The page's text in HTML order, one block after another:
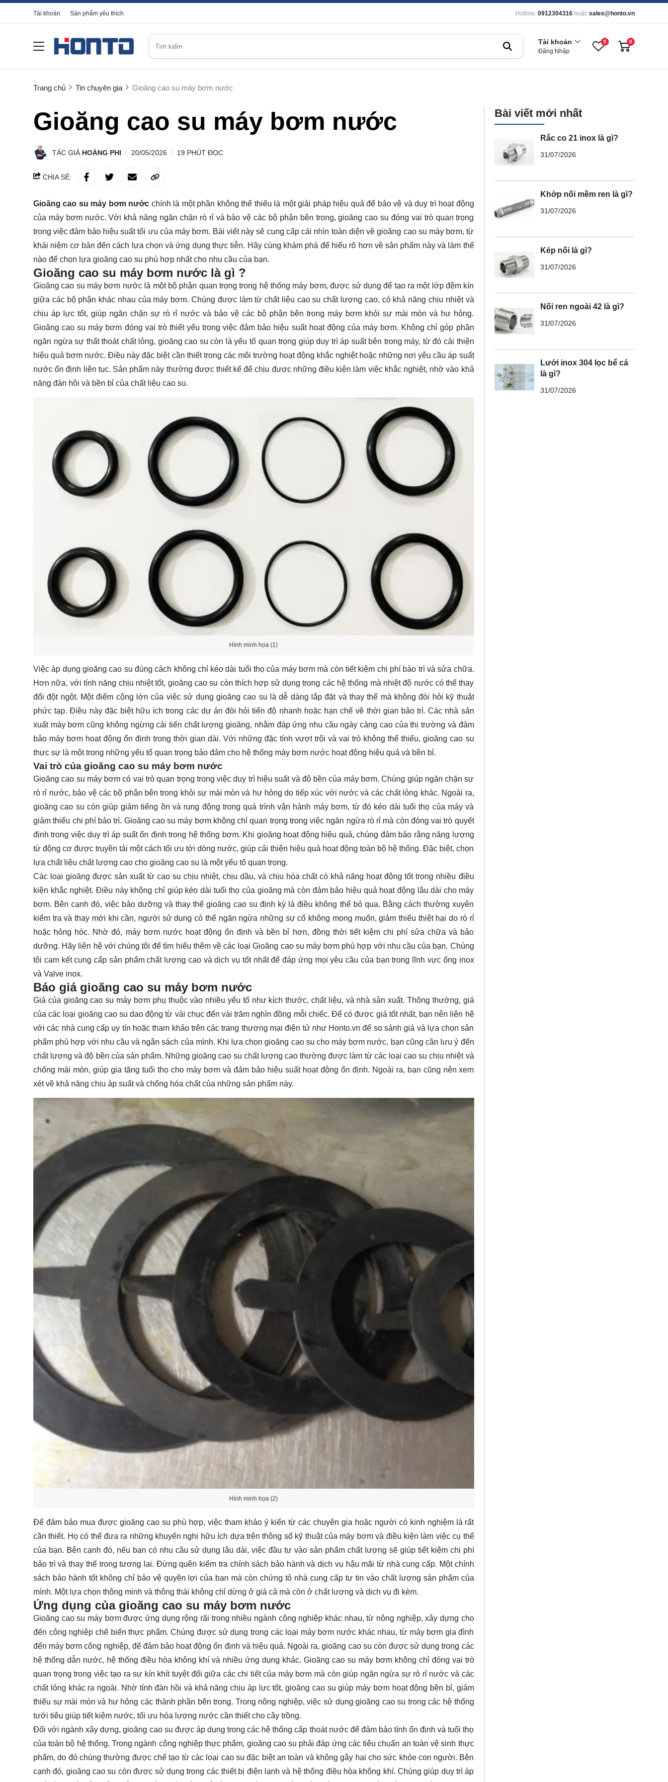
Tài khoản Sản phẩm yêu thích Hotline: 0912304316 hoặc sales@honto.vn
Tài khoản
Đăng Nhập
0 0
Trang chủ Tin chuyên gia Gioăng cao su máy bơm nước
Gioăng cao su máy bơm nước
TÁC GIẢ HOÀNG PHI 20/05/2026 19 PHÚT ĐỌC
CHIA SẺ:
Gioăng cao su máy bơm nước chính là một phần không thể thiếu là một giải pháp hiệu quả để bảo vệ và duy trì hoạt động
của máy bơm nước. Với khả năng ngăn chặn rò rỉ và bảo vệ các bộ phận bên trong, gioăng cao su đóng vai trò quan trọng
trong việc đảm bảo hiệu suất tối ưu của máy bơm. Bài viết này sẽ cung cấp cái nhìn toàn diện về gioăng cao su máy bơm, từ
khái niệm cơ bản đến cách lựa chọn và ứng dụng thực tiễn. Hãy cùng khám phá để hiểu rõ hơn về sản phẩm này và làm thế
nào để chọn lựa gioăng cao su phù hợp nhất cho nhu cầu của bạn.
Gioăng cao su máy bơm nước là gì ?
Gioăng cao su máy bơm nước là một bộ phận quan trọng trong hệ thống máy bơm, được sử dụng để tạo ra một lớp đệm kín
giữa các bộ phận khác nhau của máy bơm. Chúng được làm từ chất liệu cao su chất lượng cao, có khả năng chịu nhiệt và
chịu áp lực tốt, giúp ngăn chặn sự rò rỉ nước và bảo vệ các bộ phận bên trong máy bơm khỏi sự mài mòn và hư hỏng.
Gioăng cao su máy bơm đóng vai trò thiết yếu trong việc đảm bảo hiệu suất hoạt động của máy bơm. Không chỉ góp phần
ngăn ngừa sự thất thoát chất lỏng, gioăng cao su còn là yếu tố quan trọng giúp duy trì áp suất bên trong máy, từ đó cải thiện
hiệu quả bơm nước. Điều này đặc biệt cần thiết trong các môi trường hoạt động khắc nghiệt hoặc những nơi yêu cầu áp suất
nước ổn định liên tục. Sản phẩm này thường được thiết kế để chịu được những điều kiện làm việc khắc nghiệt, nhờ vào khả
năng đàn hồi và bền bỉ của chất liệu cao su.
Hình minh họa (1)
Việc áp dụng gioăng cao su đúng cách không chỉ kéo dài tuổi thọ của máy bơm mà còn tiết kiệm chi phí bảo trì và sửa chữa.
Hơn nữa, với tính năng chịu nhiệt tốt, gioăng cao su còn thích hợp sử dụng trong các hệ thống mà nhiệt độ nước có thể thay
đổi đột ngột. Một điểm cộng lớn của việc sử dụng gioăng cao su là dễ dàng lắp đặt và thay thế mà không đòi hỏi kỹ thuật
phức tạp. Điều này đặc biệt hữu ích trong các dự án đòi hỏi tiến độ nhanh hoặc hạn chế về thời gian bảo trì. Các nhà sản
xuất máy bơm cũng không ngừng cải tiến chất lượng gioăng, nhằm đáp ứng nhu cầu ngày càng cao của thị trường và đảm
bảo máy bơm hoạt động ổn định trong thời gian dài. Với những đặc tính vượt trội và vai trò không thể thiếu, gioăng cao su
thực sự là một trong những yếu tố quan trọng bảo đảm cho hệ thống máy bơm nước hoạt động hiệu quả và bền bỉ.
Vai trò của gioăng cao su máy bơm nước
Gioăng cao su máy bơm có vai trò quan trọng trong việc duy trì hiệu suất và độ bền của máy bơm. Chúng giúp ngăn chặn sự
rò rỉ nước, bảo vệ các bộ phận bên trong khỏi sự mài mòn và hư hỏng do tiếp xúc với nước và các chất lỏng khác. Ngoài ra,
gioăng cao su còn giúp giảm tiếng ồn và rung động trong quá trình vận hành máy bơm, từ đó kéo dài tuổi thọ của máy và
giảm thiểu chi phí bảo trì. Gioăng cao su máy bơm không chỉ quan trọng trong việc ngăn ngừa rò rỉ mà còn đóng vai trò quyết
định trong việc duy trì áp suất ổn định trong hệ thống bơm. Khi gioăng hoạt động hiệu quả, chúng đảm bảo rằng năng lượng
từ động cơ được truyền tải một cách tối ưu tới dòng nước, giúp cải thiện hiệu quả hoạt động toàn bộ hệ thống. Đặc biệt, chọn
lựa chất liệu chất lượng cao cho gioăng cao su là một yếu tố quan trọng.
Các loại gioăng được sản xuất từ cao su chịu nhiệt, chịu dầu, và chịu hóa chất có khả năng hoạt động tốt trong nhiều điều
kiện khắc nghiệt. Điều này không chỉ giúp kéo dài tuổi thọ của gioăng mà còn đảm bảo hiệu quả hoạt động lâu dài cho máy
bơm. Bên cạnh đó, việc bảo dưỡng và thay thế gioăng cao su định kỳ là điều không thể bỏ qua. Bằng cách thường xuyên
kiểm tra và thay mới khi cần, người sử dụng có thể ngăn ngừa những sự cố không mong muốn, giảm thiểu thiệt hại do rò rỉ
hoặc hỏng hóc. Nhờ đó, máy bơm nước hoạt động ổn định và bền bỉ hơn, đồng thời tiết kiệm chi phí sửa chữa và bảo
dưỡng. Hãy liên hệvới chúng tôi để tìm hiểu thêm về các loại Gioăng cao su máy bơm phù hợp với nhu cầu của bạn. Chúng
tôi cam kết cung cấp sản phẩm chất lượng cao và dịch vụ tốt nhất để đáp ứng mọi yêu cầu của bạn trong lĩnh vực ống inox
và Valve inox.
Báo giá gioăng cao su máy bơm nước
Giá của gioăng cao su máy bơm phụ thuộc vào nhiều yếu tố như kích thước, chất liệu, và nhà sản xuất. Thông thường, giá
của các loại gioăng cao su dao động từ vài chục đến vài trăm nghìn đồng mỗi chiếc. Để có được giá tốt nhất, bạn nên liên hệ
với các nhà cung cấp uy tín hoặc tham khảo trên các trang thương mại điện tử như Honto.vn để so sánh giá và lựa chọn sản
phẩm phù hợp với nhu cầu và ngân sách của mình. Khi lựa chọn gioăng cao su cho máy bơm nước, bạn cũng cần lưu ý đến
chất lượng và độ bền của sản phẩm. Những gioăng cao su chất lượng cao thường được làm từ các loại cao su chịu nhiệt và
chống mài mòn, giúp gia tăng tuổi thọ cho máy bơm và đảm bảo hiệu suất hoạt động ổn định. Ngoài ra, bạn cũng nên xem
xét về khả năng chịu áp suất và chống hóa chất của những sản phẩm này.
Hình minh họa (2)
Để đảm bảo mua được gioăng cao su phù hợp, việc tham khảo ý kiến từ các chuyên gia hoặc người có kinh nghiệm là rất
cần thiết. Họ có thể đưa ra những khuyến nghị hữu ích dựa trên thông số kỹ thuật của máy bơm và điều kiện làm việc cụ thể
của bạn. Bên cạnh đó, nếu bạn có nhu cầu sử dụng lâu dài, việc đầu tư vào sản phẩm chất lượng sẽ giúp tiết kiệm chi phí
bảo trì và thay thế trong tương lai. Đừng quên kiểm tra chính sách bảo hành và dịch vụ hậu mãi từ nhà cung cấp. Một chính
sách bảo hành tốt không chỉ bảo vệ quyền lợi của bạn mà còn chứng tỏ nhà cung cấp tự tin vào chất lượng sản phẩm của
mình. Một lựa chọn thông minh và thông thái không chỉ dừng ở giá cả mà còn ở chất lượng và dịch vụ đi kèm.
Ứng dụng của gioăng cao su máy bơm nước
Gioăng cao su máy bơm được ứng dụng rộng rãi trong nhiều ngành công nghiệp khác nhau, từ nông nghiệp, xây dựng cho
đến công nghiệp chế biến thực phẩm. Chúng được sử dụng trong các loại máy bơm nước khác nhau, từ máy bơm gia đình
đến máy bơm công nghiệp, để đảm bảo hoạt động ổn định và hiệu quả. Ngoài ra, gioăng cao su còn được sử dụng trong các
hệ thống dẫn nước, hệ thống điều hòa không khí và nhiều ứng dụng khác. Gioăng cao su máy bơm không chỉ đóng vai trò
quan trọng trong việc tạo ra sự kín khít tuyệt đối giữa các chi tiết của máy bơm mà còn giúp ngăn ngừa sự rò rỉ nước và các
chất lỏng khác ra ngoài. Nhờ tính đàn hồi và khả năng chịu áp lực tốt, gioăng cao su giúp máy bơm hoạt động bền bỉ, giảm
thiểu sự mài mòn và hư hỏng các thành phần bên trong. Trong nông nghiệp, việc sử dụng gioăng cao su trong các hệ thống
tưới tiêu giúp tiết kiệm nước, tối ưu hóa lượng nước cần thiết cho cây trồng.
Đối với ngành xây dựng, gioăng cao su được áp dụng trong các hệ thống cấp thoát nước để đảm bảo tính ổn định và tuổi thọ
của toàn bộ hệ thống. Trong ngành công nghiệp thực phẩm, gioăng cao su phải đáp ứng các tiêu chuẩn an toàn vệ sinh thực
phẩm, do đó chúng thường được chế tạo từ các loại cao su đặc biệt an toàn và không gây hại cho sức khỏe con người. Bên
cạnh đó, gioăng cao su còn được sử dụng trong các thiết bị điện lạnh và hệ thống điều hòa không khí. Chúng giúp duy trì áp
Bài viết mới nhất
Rắc co 21 inox là gì?
31/07/2026
Khớp nối mềm ren là gì?
31/07/2026
Kép nối là gì?
31/07/2026
Nối ren ngoài 42 là gì?
31/07/2026
Lưới inox 304 lọc bể cá
là gì?
31/07/2026